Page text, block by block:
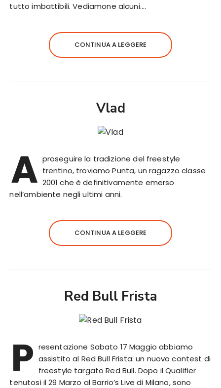
tutto imbattibili. Vediamone alcuni….
CONTINUA A LEGGERE
Vlad
A proseguire la tradizione del freestyle
trentino, troviamo Punta, un ragazzo classe
2001 che è definitivamente emerso
nell’ambiente negli ultimi anni.
CONTINUA A LEGGERE
Red Bull Frista
P resentazione Sabato 17 Maggio abbiamo
assistito al Red Bull Frista: un nuovo contest di
freestyle targato Red Bull. Dopo il Qualifier
tenutosi il 29 Marzo al Barrio’s Live di Milano, sono